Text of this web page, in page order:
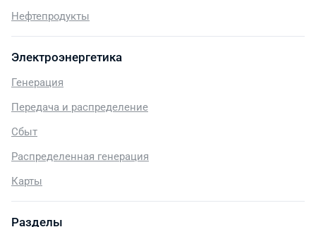
Нефтепродукты
Электроэнергетика
Генерация
Передача и распределение
Сбыт
Распределенная генерация
Карты
Разделы